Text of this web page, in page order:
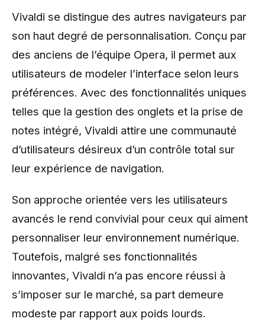
Vivaldi se distingue des autres navigateurs par
son haut degré de personnalisation. Conçu par
des anciens de l’équipe Opera, il permet aux
utilisateurs de modeler l’interface selon leurs
préférences. Avec des fonctionnalités uniques
telles que la gestion des onglets et la prise de
notes intégré, Vivaldi attire une communauté
d’utilisateurs désireux d’un contrôle total sur
leur expérience de navigation.
Son approche orientée vers les utilisateurs
avancés le rend convivial pour ceux qui aiment
personnaliser leur environnement numérique.
Toutefois, malgré ses fonctionnalités
innovantes, Vivaldi n’a pas encore réussi à
s’imposer sur le marché, sa part demeure
modeste par rapport aux poids lourds.